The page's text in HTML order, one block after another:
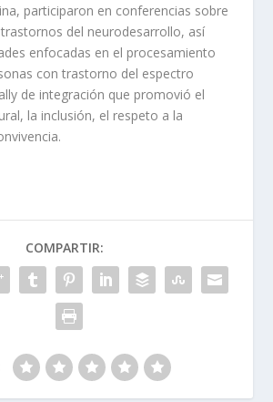
participaron en conferencias sobre
del neurodesarrollo, así
enfocadas en el procesamiento
con trastorno del espectro
de integración que promovió el
la inclusión, el respeto a la
COMPARTIR: